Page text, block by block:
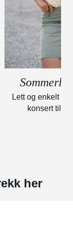
Lett og enkelt å
konsert til
her